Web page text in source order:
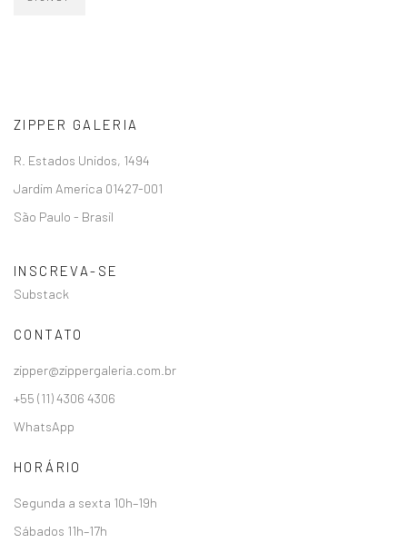
ZIPPER GALERIA
R. Estados Unidos, 1494
Jardim America 01427-001
São Paulo - Brasil
INSCREVA-SE
Substack
CONTATO
zipper@zippergaleria.com.br
+55 (11) 4306 4306
WhatsApp
HORÁRIO
Segunda a sexta 10h–19h
Sábados 11h–17h